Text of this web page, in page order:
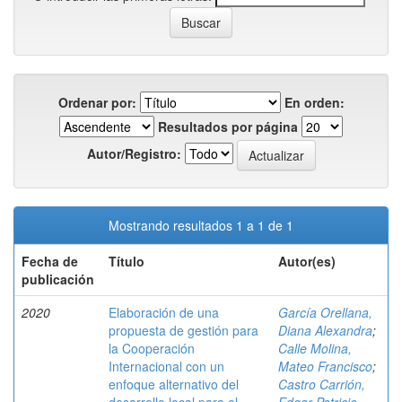
Ordenar por:
En orden:
Resultados por página
Autor/Registro:
Mostrando resultados 1 a 1 de 1
Fecha de
publicación
Título Autor(es)
2020
Elaboración de una
propuesta de gestión para
la Cooperación
Internacional con un
enfoque alternativo del
García Orellana,
Diana Alexandra;
Calle Molina,
Mateo Francisco;
Castro Carrión,